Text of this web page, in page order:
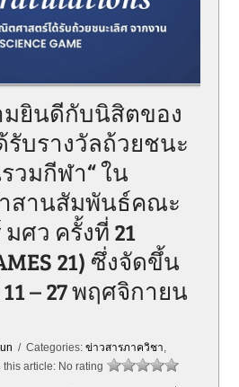
ยินดีกับนิสิตของ
บรางวัลถ้วยชนะ
วมกีฬา“ ใน
สานสัมพันธ์คณะ
ศว ครั้งที่ 21
21) ซึ่งจัดขึ้น
– 27 พฤศจิกายน
/ Categories:ข่าวสารภาควิชา,
article: No rating